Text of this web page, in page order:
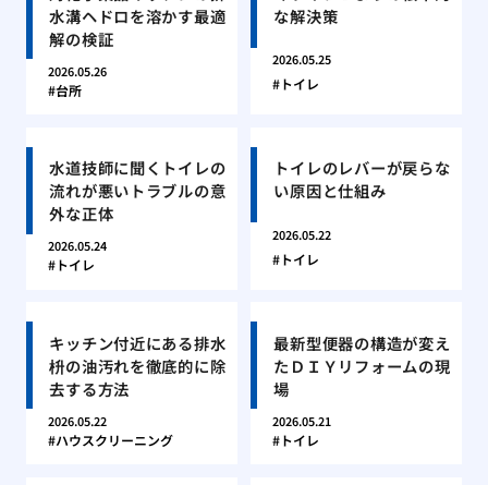
水溝ヘドロを溶かす最適
解の検証
2026.05.26
台所
な解決策
2026.05.25
トイレ
水道技師に聞くトイレの
流れが悪いトラブルの意
外な正体
2026.05.24
トイレ
トイレのレバーが戻らな
い原因と仕組み
2026.05.22
トイレ
キッチン付近にある排水
枡の油汚れを徹底的に除
去する方法
2026.05.22
ハウスクリーニング
最新型便器の構造が変え
たＤＩＹリフォームの現
場
2026.05.21
トイレ